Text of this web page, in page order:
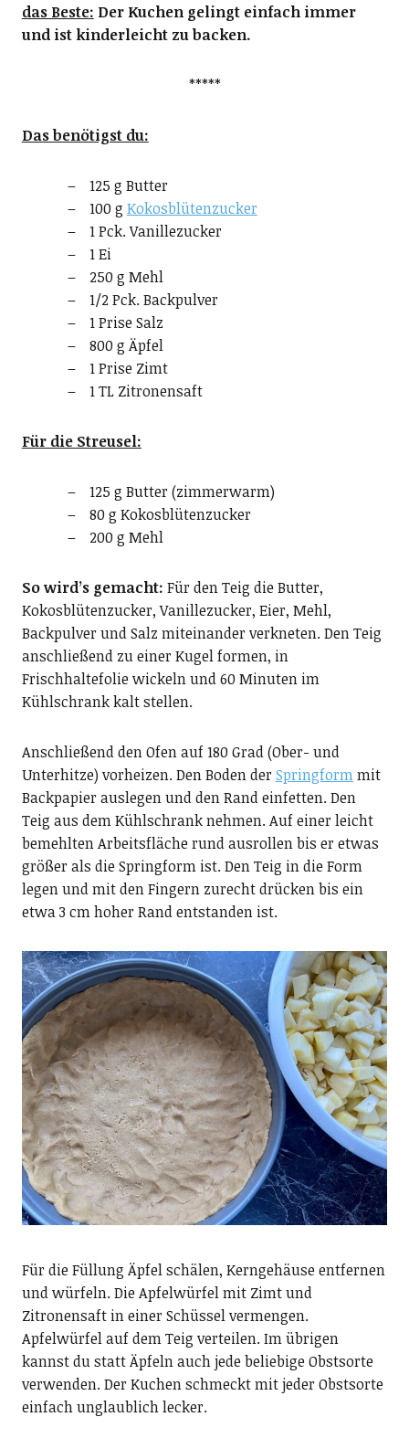
das Beste: Der Kuchen gelingt einfach immer
und ist kinderleicht zu backen.
*****
Das benötigst du:
125 g Butter
100 g Kokosblütenzucker
1 Pck. Vanillezucker
1 Ei
250 g Mehl
1/2 Pck. Backpulver
1 Prise Salz
800 g Äpfel
1 Prise Zimt
1 TL Zitronensaft
Für die Streusel:
125 g Butter (zimmerwarm)
80 g Kokosblütenzucker
200 g Mehl
So wird’s gemacht: Für den Teig die Butter,
Kokosblütenzucker, Vanillezucker, Eier, Mehl,
Backpulver und Salz miteinander verkneten. Den Teig
anschließend zu einer Kugel formen, in
Frischhaltefolie wickeln und 60 Minuten im
Kühlschrank kalt stellen.
Anschließend den Ofen auf 180 Grad (Ober- und
Unterhitze) vorheizen. Den Boden derSpringformmit
Backpapier auslegen und den Rand einfetten. Den
Teig aus dem Kühlschrank nehmen. Auf einer leicht
bemehlten Arbeitsfläche rund ausrollen bis er etwas
größer als die Springform ist. Den Teig in die Form
legen und mit den Fingern zurecht drücken bis ein
etwa 3 cm hoher Rand entstanden ist.
Für die Füllung Äpfel schälen, Kerngehäuse entfernen
und würfeln. Die Apfelwürfel mit Zimt und
Zitronensaft in einer Schüssel vermengen.
Apfelwürfel auf dem Teig verteilen. Im übrigen
kannst du statt Äpfeln auch jede beliebige Obstsorte
verwenden. Der Kuchen schmeckt mit jeder Obstsorte
einfach unglaublich lecker.